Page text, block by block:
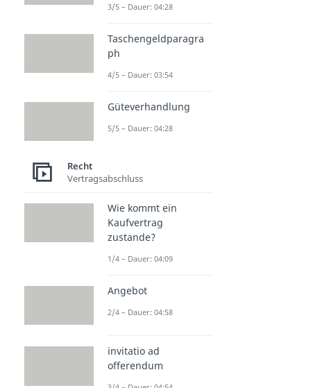
3/5 – Dauer: 04:28
Taschengeldparagra
ph
4/5 – Dauer: 03:54
Güteverhandlung
5/5 – Dauer: 04:28
Recht
Vertragsabschluss
Wie kommt ein
Kaufvertrag
zustande?
1/4 – Dauer: 04:09
Angebot
2/4 – Dauer: 04:58
invitatio ad
offerendum